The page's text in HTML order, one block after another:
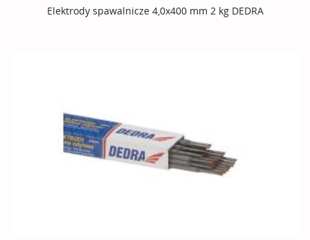
Elektrody spawalnicze 4,0x400 mm 2 kg DEDRA